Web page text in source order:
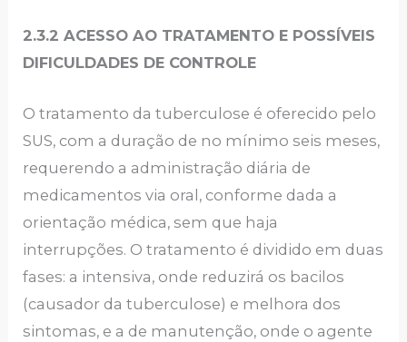
2.3.2 ACESSO AO TRATAMENTO E POSSÍVEIS
DIFICULDADES DE CONTROLE
O tratamento da tuberculose é oferecido pelo
SUS, com a duração de no mínimo seis meses,
requerendo a administração diária de
medicamentos via oral, conforme dada a
orientação médica, sem que haja
interrupções. O tratamento é dividido em duas
fases: a intensiva, onde reduzirá os bacilos
(causador da tuberculose) e melhora dos
sintomas, e a de manutenção, onde o agente